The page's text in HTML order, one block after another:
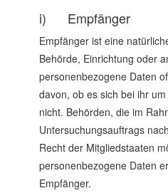
i) Empfänger
Empfänger ist eine
Behörde, Einrichtung oder
personenbezogene Daten
davon, ob es sich bei ihr
nicht. Behörden, die im
Untersuchungsauftrags
Recht der Mitgliedstaaten
personenbezogene Daten
Empfänger.